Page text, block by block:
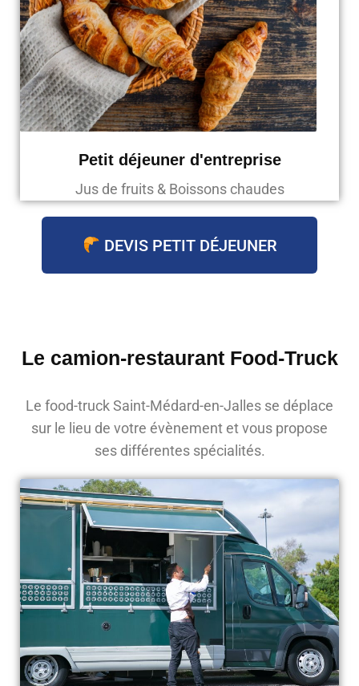
Petit déjeuner d'entreprise
Jus de fruits & Boissons chaudes
DEVIS PETIT DÉJEUNER
Le camion-restaurant Food-Truck
Le food-truck Saint-Médard-en-Jalles se déplace
sur le lieu de votre évènement et vous propose
ses différentes spécialités.